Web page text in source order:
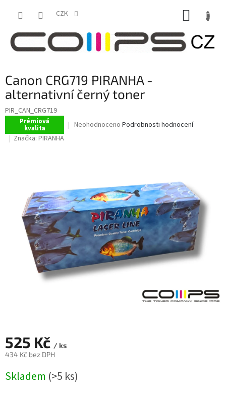
CZK
Canon CRG719 PIRANHA -
alternativní černý toner
PIR_CAN_CRG719
Prémiová
kvalita
Průměrné
hvězdiček.
Neohodnoceno Podrobnosti hodnocení
Značka: PIRANHA
525 Kč / ks
434 Kč bez DPH
cena:
Skladem (>5 ks)